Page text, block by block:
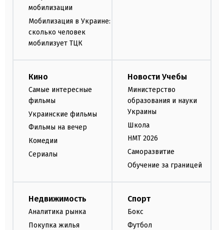
мобилизации
Мобилизация в Украине:
сколько человек
мобилизует ТЦК
Кино
Самые интересные
фильмы
Украинские фильмы
Фильмы на вечер
Комедии
Сериалы
Новости Учебы
Министерство
образования и науки
Украины
Школа
НМТ 2026
Саморазвитие
Обучение за границей
Недвижимость
Аналитика рынка
Покупка жилья
Спорт
Бокс
Футбол